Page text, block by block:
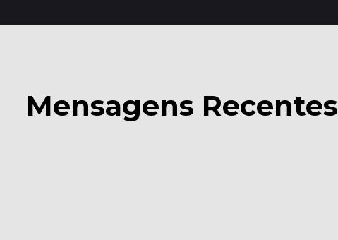
Mensagens Recentes